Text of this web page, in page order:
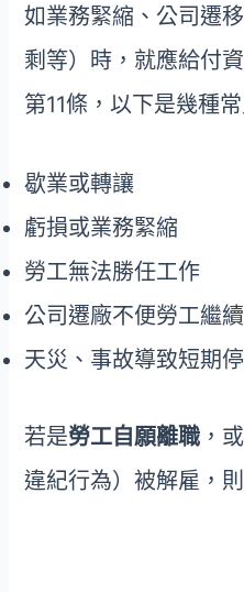
如業務緊縮、公司遷
剩等）時，就應給付
第11條，以下是幾種
歇業或轉讓
虧損或業務緊縮
勞工無法勝任工作
公司遷廠不便勞工繼
天災、事故導致短期
若是勞工自願離職 ，
違紀行為）被解雇，